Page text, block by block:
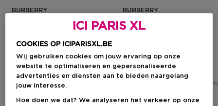
BURBERRY
Vanaf Kortingsprijs
€ 69,66
Aanbevolen verkoopprijs fabrikant
BURBERRY
Her
Kortingsprijs
€ 101,48
Aanbevolen verkoopprijs
ICI PARIS XL
COOKIES OP ICIPARISXL.BE
Wij gebruiken cookies om jouw ervaring op onze
website te optimaliseren en gepersonaliseerde
advertenties en diensten aan te bieden naargelang
jouw interesse.
Hoe doen we dat? We analyseren het verkeer op onze